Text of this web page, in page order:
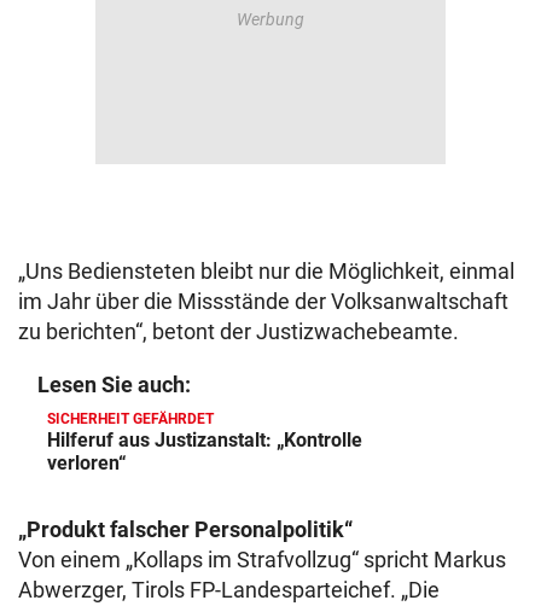
„Uns Bediensteten bleibt nur die Möglichkeit, einmal
im Jahr über die Missstände der Volksanwaltschaft
zu berichten“, betont der Justizwachebeamte.
Lesen Sie auch:
SICHERHEIT GEFÄHRDET
Hilferuf aus Justizanstalt: „Kontrolle
verloren“
„Produkt falscher Personalpolitik“
Von einem „Kollaps im Strafvollzug“ spricht Markus
Abwerzger, Tirols FP-Landesparteichef. „Die